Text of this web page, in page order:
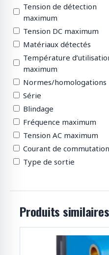
Tension de détection
maximum
Tension DC maximum
Matériaux détectés
Température
maximum
Normes/homologations
Série
Blindage
Fréquence maximum
Tension AC maximum
Courant de commutation
Type de sortie
Produits similaires